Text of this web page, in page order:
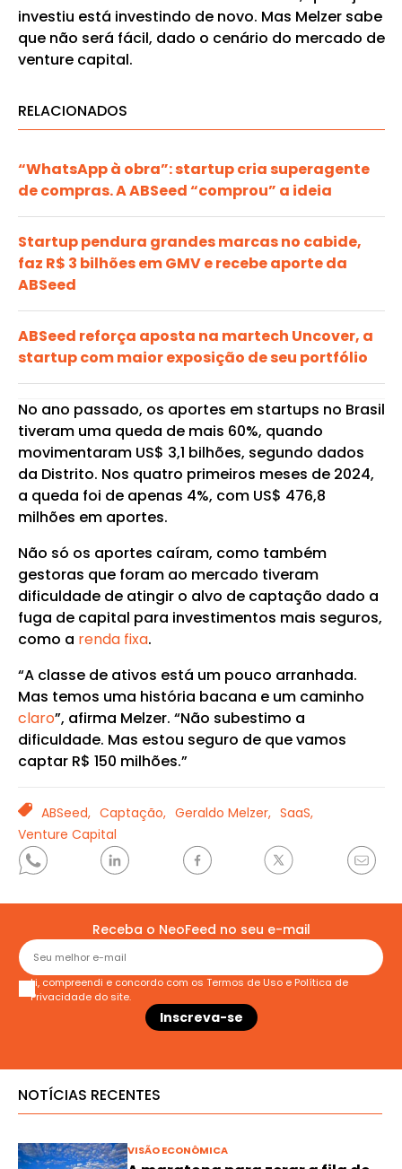
investiu está investindo de novo. Mas Melzer sabe
que não será fácil, dado o cenário do mercado de
venture capital.
RELACIONADOS
“WhatsApp à obra”: startup cria superagente
de compras. A ABSeed “comprou” a ideia
Startup pendura grandes marcas no cabide,
faz R$ 3 bilhões em GMV e recebe aporte da
ABSeed
ABSeed reforça aposta na martech Uncover, a
startup com maior exposição de seu portfólio
No ano passado, os aportes em startups no Brasil
tiveram uma queda de mais 60%, quando
movimentaram US$ 3,1 bilhões, segundo dados
da Distrito. Nos quatro primeiros meses de 2024,
a queda foi de apenas 4%, com US$ 476,8
milhões em aportes.
Não só os aportes caíram, como também
gestoras que foram ao mercado tiveram
dificuldade de atingir o alvo de captação dado a
fuga de capital para investimentos mais seguros,
como a renda fixa.
“A classe de ativos está um pouco arranhada.
Mas temos uma história bacana e um caminho
claro”, afirma Melzer. “Não subestimo a
dificuldade. Mas estou seguro de que vamos
captar R$ 150 milhões.”
TAGSABSeed, Captação, Geraldo Melzer, SaaS,
Venture Capital
Receba o NeoFeed no seu e-mail
Li, compreendi e concordo com os Termos de Uso e Política de
Privacidade do site.
NOTÍCIAS RECENTES
VISÃO ECONÔMICA